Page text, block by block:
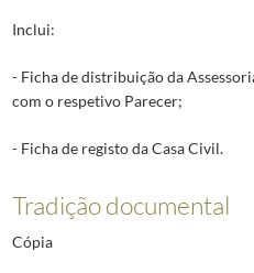
Inclui:
- Ficha de distribuição da
com o respetivo Parecer;
- Ficha de registo da Casa Civil.
Tradição documental
Cópia